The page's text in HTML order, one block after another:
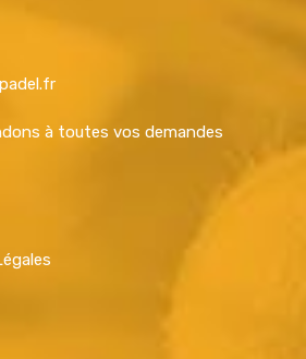
à toutes vos demandes